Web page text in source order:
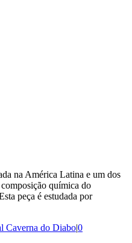
na América Latina e um dos
química do
peça é estudada por
Caverna do Diabo|0